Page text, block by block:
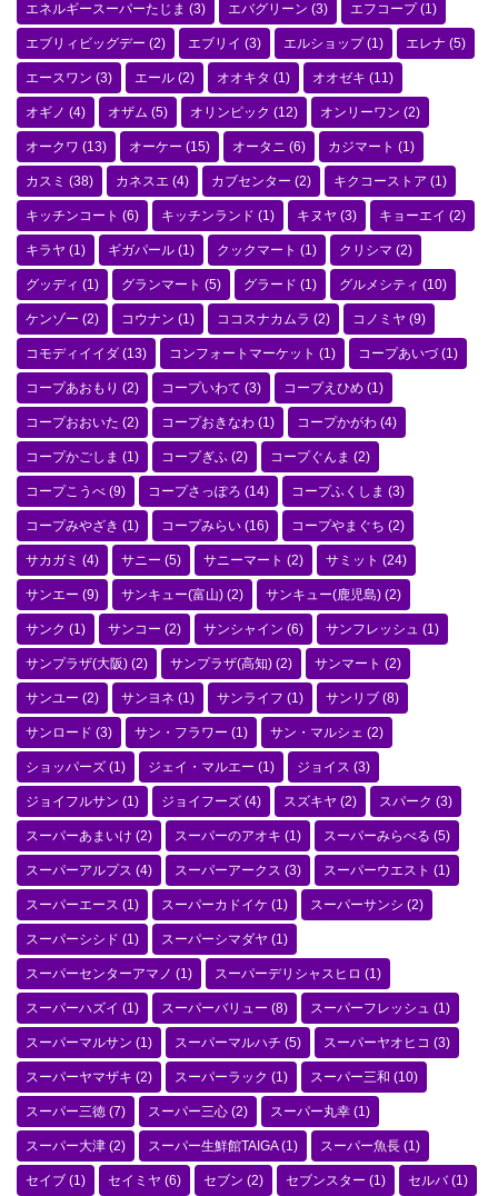
エネルギースーパーたじま (3) エバグリーン (3) エフコープ(1)
エブリィビッグデー (2) エブリイ (3) エルショップ(1) エレナ (5)
エースワン (3) エール (2) オオキタ (1) オオゼキ (11)
オギノ (4) オザム (5) オリンピック (12) オンリーワン (2)
オークワ (13) オーケー (15) オータニ (6) カジマート (1)
カスミ (38) カネスエ (4) カブセンター (2) キクコーストア (1)
キッチンコート (6) キッチンランド (1) キヌヤ (3) キョーエイ (2)
キラヤ (1) ギガパール (1) クックマート (1) クリシマ (2)
グッディ (1) グランマート (5) グラード (1) グルメシティ (10)
ケンゾー (2) コウナン (1) ココスナカムラ (2) コノミヤ (9)
コモディイイダ (13) コンフォートマーケット (1) コープあいづ(1)
コープあおもり (2) コープいわて (3) コープえひめ (1)
コープおおいた (2) コープおきなわ (1) コープかがわ (4)
コープかごしま (1) コープぎふ (2) コープぐんま (2)
コープこうべ (9) コープさっぽろ (14) コープふくしま (3)
コープみやざき (1) コープみらい (16) コープやまぐち (2)
サカガミ (4) サニー (5) サニーマート (2) サミット (24)
サンエー (9) サンキュー(富山) (2) サンキュー(鹿児島) (2)
サンク (1) サンコー (2) サンシャイン (6) サンフレッシュ (1)
サンプラザ(大阪) (2) サンプラザ(高知) (2) サンマート (2)
サンユー (2) サンヨネ (1) サンライフ (1) サンリブ (8)
サンロード (3) サン・フラワー (1) サン・マルシェ (2)
ショッパーズ (1) ジェイ・マルエー (1) ジョイス (3)
ジョイフルサン (1) ジョイフーズ (4) スズキヤ (2) スパーク (3)
スーパーあまいけ (2) スーパーのアオキ (1) スーパーみらべる (5)
スーパーアルプス (4) スーパーアークス (3) スーパーウエスト (1)
スーパーエース (1) スーパーカドイケ (1) スーパーサンシ (2)
スーパーシシド (1) スーパーシマダヤ (1)
スーパーセンターアマノ (1) スーパーデリシャスヒロ (1)
スーパーハズイ (1) スーパーバリュー (8) スーパーフレッシュ (1)
スーパーマルサン (1) スーパーマルハチ (5) スーパーヤオヒコ (3)
スーパーヤマザキ (2) スーパーラック (1) スーパー三和 (10)
スーパー三徳 (7) スーパー三心 (2) スーパー丸幸 (1)
スーパー大津 (2) スーパー生鮮館TAIGA(1) スーパー魚長 (1)
セイブ (1) セイミヤ (6) セブン (2) セブンスター (1) セルバ(1)